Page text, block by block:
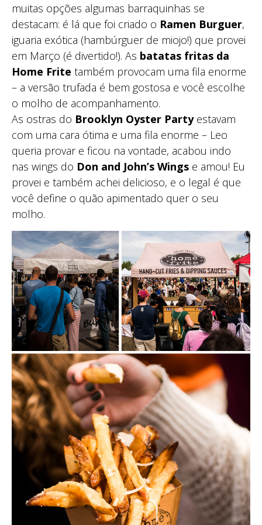
muitas opções algumas barraquinhas se
destacam: é lá que foi criado o Ramen Burguer,
iguaria exótica (hambúrguer de miojo!) que provei
em Março (é divertido!). As batatas fritas da
Home Frite também provocam uma fila enorme
– a versão trufada é bem gostosa e você escolhe
o molho de acompanhamento.
As ostras do Brooklyn Oyster Partyestavam
com uma cara ótima e uma fila enorme – Leo
queria provar e ficou na vontade, acabou indo
nas wings do Don and John’s Wings e amou! Eu
provei e também achei delicioso, e o legal é que
você define o quão apimentado quer o seu
molho.